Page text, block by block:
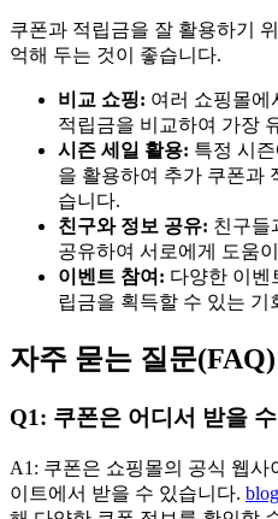
쿠폰과 적립금을 잘 활용하기
억해 두는 것이 좋습니다.
비교 쇼핑: 여러 쇼핑몰에
적립금을 비교하여 가장
시즌 세일 활용: 특정 시
을 활용하여 추가 쿠폰과
습니다.
친구와 정보 공유: 친구들
공유하여 서로에게 도움
이벤트 참여: 다양한 이벤
립금을 획득할 수 있는 기
자주 묻는 질문(FAQ)
Q1: 쿠폰은 어디서 받을
A1: 쿠폰은 쇼핑몰의 공식 웹
이트에서 받을 수 있습니다.